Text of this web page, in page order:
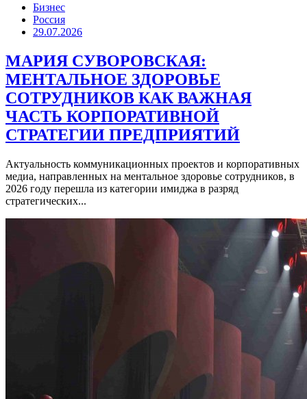
Бизнес
Россия
29.07.2026
МАРИЯ СУВОРОВСКАЯ:
МЕНТАЛЬНОЕ ЗДОРОВЬЕ
СОТРУДНИКОВ КАК ВАЖНАЯ
ЧАСТЬ КОРПОРАТИВНОЙ
СТРАТЕГИИ ПРЕДПРИЯТИЙ
Актуальность коммуникационных проектов и корпоративных
медиа, направленных на ментальное здоровье сотрудников, в
2026 году перешла из категории имиджа в разряд
стратегических...